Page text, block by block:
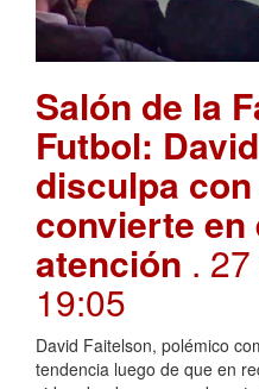
Salón de la
Futbol:
disculpa
convierte en
atención .
19:05
David Faitelson, polémico
tendencia luego de que en